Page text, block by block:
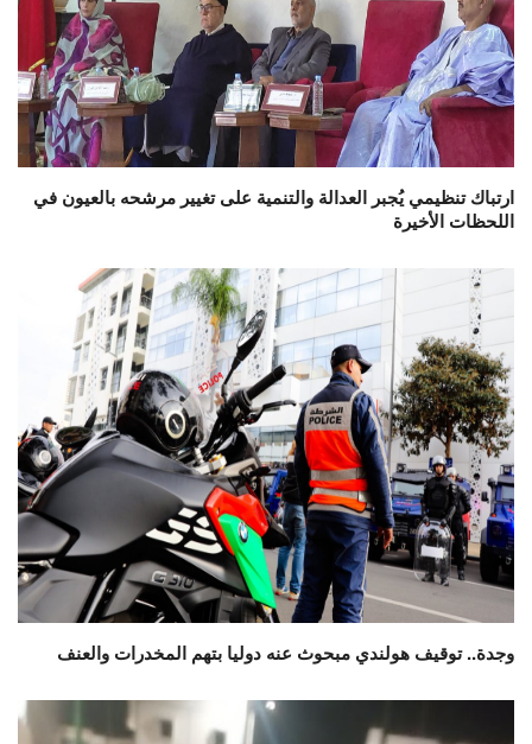
ارتباك تنظيمي يُجبر العدالة والتنمية على تغيير مرشحه بالعيون في
اللحظات الأخيرة
وجدة.. توقيف هولندي مبحوث عنه دوليا بتهم المخدرات والعنف